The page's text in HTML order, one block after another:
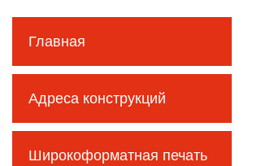
Главная
Адреса конструкций
Широкоформатная печать